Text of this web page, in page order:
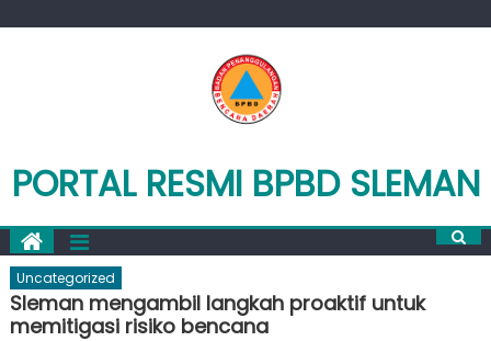
PORTAL RESMI BPBD SLEMAN
Uncategorized
Sleman mengambil langkah proaktif untuk
memitigasi risiko bencana